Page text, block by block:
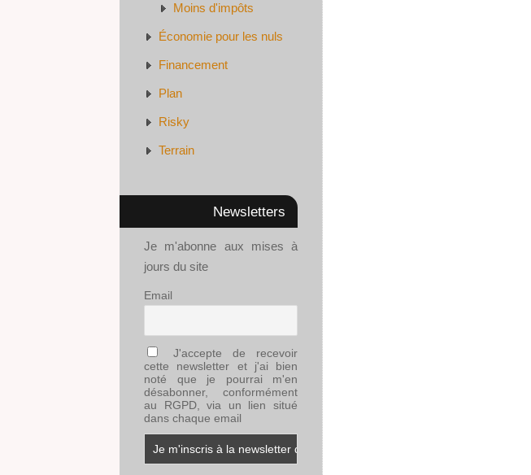
Moins d'impôts
Économie pour les nuls
Financement
Plan
Risky
Terrain
Newsletters
Je m'abonne aux mises à
jours du site
Email
J'accepte de recevoir
cette newsletter et j'ai bien
noté que je pourrai m'en
désabonner, conformément
au RGPD, via un lien situé
dans chaque email